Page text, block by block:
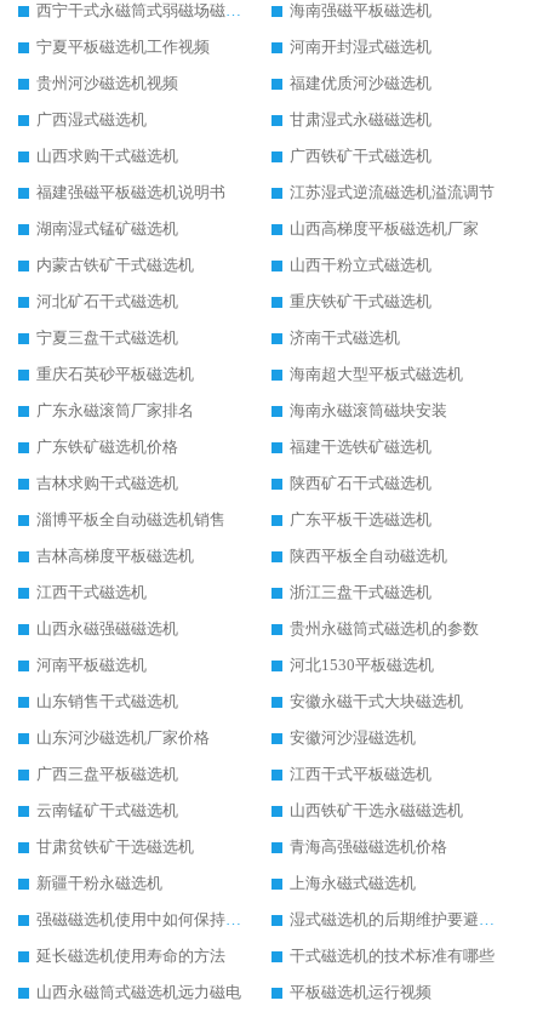
西宁干式永磁筒式弱磁场磁选机结构图
海南强磁平板磁选机
宁夏平板磁选机工作视频
河南开封湿式磁选机
贵州河沙磁选机视频
福建优质河沙磁选机
广西湿式磁选机
甘肃湿式永磁磁选机
山西求购干式磁选机
广西铁矿干式磁选机
福建强磁平板磁选机说明书
江苏湿式逆流磁选机溢流调节
湖南湿式锰矿磁选机
山西高梯度平板磁选机厂家
内蒙古铁矿干式磁选机
山西干粉立式磁选机
河北矿石干式磁选机
重庆铁矿干式磁选机
宁夏三盘干式磁选机
济南干式磁选机
重庆石英砂平板磁选机
海南超大型平板式磁选机
广东永磁滚筒厂家排名
海南永磁滚筒磁块安装
广东铁矿磁选机价格
福建干选铁矿磁选机
吉林求购干式磁选机
陕西矿石干式磁选机
淄博平板全自动磁选机销售
广东平板干选磁选机
吉林高梯度平板磁选机
陕西平板全自动磁选机
江西干式磁选机
浙江三盘干式磁选机
山西永磁强磁磁选机
贵州永磁筒式磁选机的参数
河南平板磁选机
河北1530平板磁选机
山东销售干式磁选机
安徽永磁干式大块磁选机
山东河沙磁选机厂家价格
安徽河沙湿磁选机
广西三盘平板磁选机
江西干式平板磁选机
云南锰矿干式磁选机
山西铁矿干选永磁磁选机
甘肃贫铁矿干选磁选机
青海高强磁磁选机价格
新疆干粉永磁选机
上海永磁式磁选机
强磁磁选机使用中如何保持其顺畅运行
湿式磁选机的后期维护要避开哪些坑
延长磁选机使用寿命的方法
干式磁选机的技术标准有哪些
山西永磁筒式磁选机远力磁电
平板磁选机运行视频